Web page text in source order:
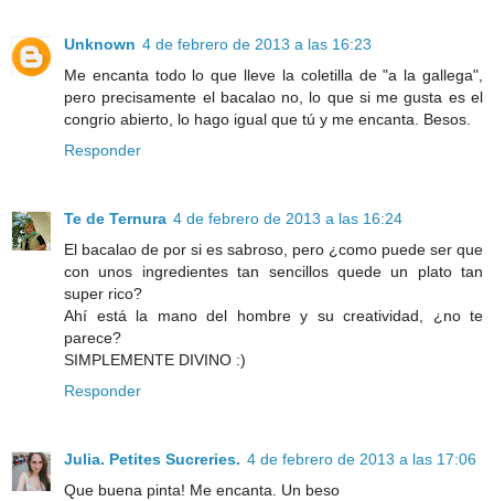
Unknown 4 de febrero de 2013 a las 16:23
Me encanta todo lo que lleve la coletilla de "a la gallega",
pero precisamente el bacalao no, lo que si me gusta es el
congrio abierto, lo hago igual que tú y me encanta. Besos.
Responder
Te de Ternura 4 de febrero de 2013 a las 16:24
El bacalao de por si es sabroso, pero ¿como puede ser que
con unos ingredientes tan sencillos quede un plato tan
super rico?
Ahí está la mano del hombre y su creatividad, ¿no te
parece?
SIMPLEMENTE DIVINO :)
Responder
Julia. Petites Sucreries. 4 de febrero de 2013 a las 17:06
Que buena pinta! Me encanta. Un beso